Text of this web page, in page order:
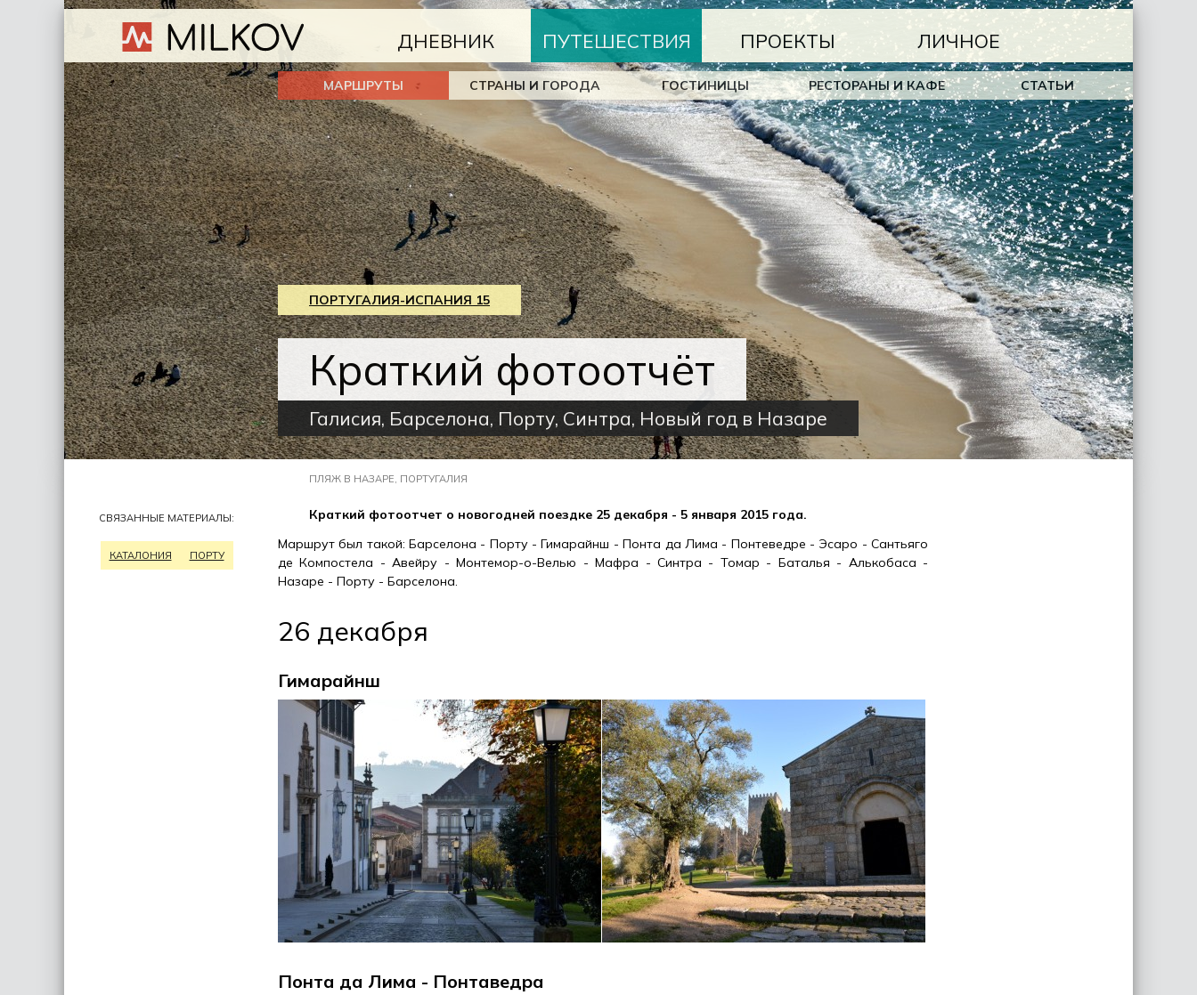
ДНЕВНИК ПУТЕШЕСТВИЯ
МАРШРУТЫ СТРАНЫ И ГОРОДА ГОСТИНИЦЫ РЕСТОРАНЫ И КАФЕ СТАТЬИ
ПРОЕКТЫ ЛИЧНОЕ
ПОРТУГАЛИЯ-ИСПАНИЯ 15
Краткий фотоотчёт
Галисия, Барселона, Порту, Синтра, Новый год в Назаре
ПЛЯЖ В НАЗАРЕ, ПОРТУГАЛИЯ
СВЯЗАННЫЕ МАТЕРИАЛЫ:
КАТАЛОНИЯ ПОРТУ
Краткий фотоотчет о новогодней поездке 25 декабря - 5 января 2015 года.
Маршрут был такой: Барселона - Порту - Гимарайнш - Понта да Лима - Понтеведре - Эсаро - Сантьяго
де Компостела - Авейру - Монтемор-о-Велью - Мафра - Синтра - Томар - Баталья - Алькобаса -
Назаре - Порту - Барселона.
26 декабря
Гимарайнш
Понта да Лима - Понтаведра